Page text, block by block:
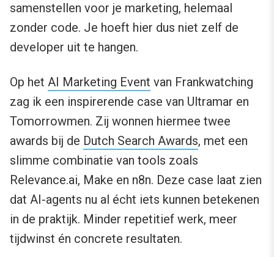
samenstellen voor je marketing, helemaal
zonder code. Je hoeft hier dus niet zelf de
developer uit te hangen.
Op het AI Marketing Event van Frankwatching
zag ik een inspirerende case van Ultramar en
Tomorrowmen. Zij wonnen hiermee twee
awards bij de Dutch Search Awards, met een
slimme combinatie van tools zoals
Relevance.ai, Make en n8n. Deze case laat zien
dat AI-agents nu al écht iets kunnen betekenen
in de praktijk. Minder repetitief werk, meer
tijdwinst én concrete resultaten.